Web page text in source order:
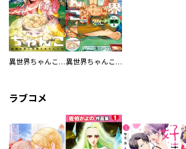
異世界ちゃんこ 横綱目前に召喚されたんだが 異世界ちゃんこ 横綱目前に召喚されたんだが 外伝・現代編
ラブコメ